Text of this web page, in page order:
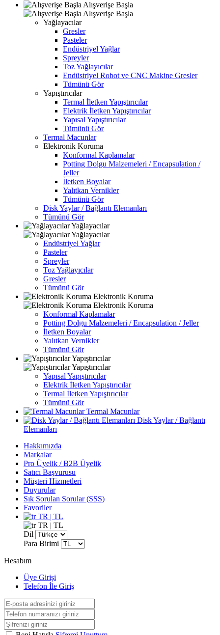
Alışverişe Başla
Alışverişe Başla
Yağlayacılar
Gresler
Pasteler
Endüstriyel Yağlar
Spreyler
Toz Yağlayıcılar
Endüstriyel Robot ve CNC Makine Gresler
Tümünü Gör
Yapıştırıcılar
Termal İletken Yapıştırıcılar
Elektrik İletken Yapıştırıcılar
Yapısal Yapıştırıcılar
Tümünü Gör
Termal Macunlar
Elektronik Koruma
Konformal Kaplamalar
Potting Dolgu Malzemeleri / Encapsulation /
Jeller
İletken Boyalar
Yalıtkan Vernikler
Tümünü Gör
Disk Yaylar / Bağlantı Elemanları
Tümünü Gör
Yağlayacılar
Yağlayacılar
Endüstriyel Yağlar
Pasteler
Spreyler
Toz Yağlayıcılar
Gresler
Tümünü Gör
Elektronik Koruma
Elektronik Koruma
Konformal Kaplamalar
Potting Dolgu Malzemeleri / Encapsulation / Jeller
İletken Boyalar
Yalıtkan Vernikler
Tümünü Gör
Yapıştırıcılar
Yapıştırıcılar
Yapısal Yapıştırıcılar
Elektrik İletken Yapıştırıcılar
Termal İletken Yapıştırıcılar
Tümünü Gör
Termal Macunlar
Disk Yaylar / Bağlantı
Elemanları
Hakkımızda
Markalar
Pro Üyelik / B2B Üyelik
Satıcı Başvurusu
Müşteri Hizmetleri
Duyurular
Sık Sorulan Sorular (SSS)
Favoriler
TR | TL
TR | TL
Dil
Para Birimi
Hesabım
Üye Girişi
Telefon İle Giriş